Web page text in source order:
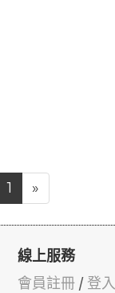
1 »
線上服務
會員註冊 / 登入